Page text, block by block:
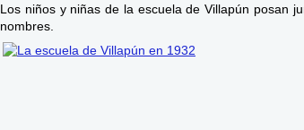
Los niños y niñas de la escuela de Villapún posan
nombres.